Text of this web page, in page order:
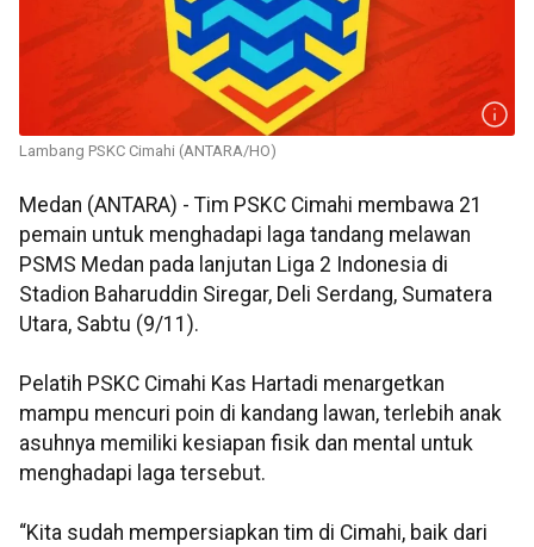
Lambang PSKC Cimahi (ANTARA/HO)
Medan (ANTARA) - Tim PSKC Cimahi membawa 21
pemain untuk menghadapi laga tandang melawan
PSMS Medan pada lanjutan Liga 2 Indonesia di
Stadion Baharuddin Siregar, Deli Serdang, Sumatera
Utara, Sabtu (9/11).
Pelatih PSKC Cimahi Kas Hartadi menargetkan
mampu mencuri poin di kandang lawan, terlebih anak
asuhnya memiliki kesiapan fisik dan mental untuk
menghadapi laga tersebut.
“Kita sudah mempersiapkan tim di Cimahi, baik dari